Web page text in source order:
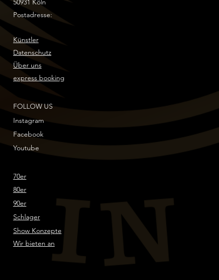
Postadresse:
50931 Köln
FOLLOW US
Instagram
Facebook
Youtube
Künstler
Datenschutz
Über uns
express booking
70er
80er
90er
Schlager
Show Konzepte
Wir bieten an